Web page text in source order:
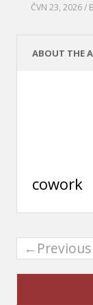
ČVN 23, 2026 /
ABOUT THE
cowork